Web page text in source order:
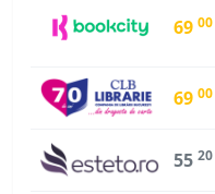
69 00
69 00
55 20